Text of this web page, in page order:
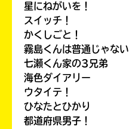
星にねがいを！
スイッチ！
かくしごと！
霧島くんは普通じゃない
七瀬くん家の3兄弟
海色ダイアリー
ウタイテ！
ひなたとひかり
都道府県男子！